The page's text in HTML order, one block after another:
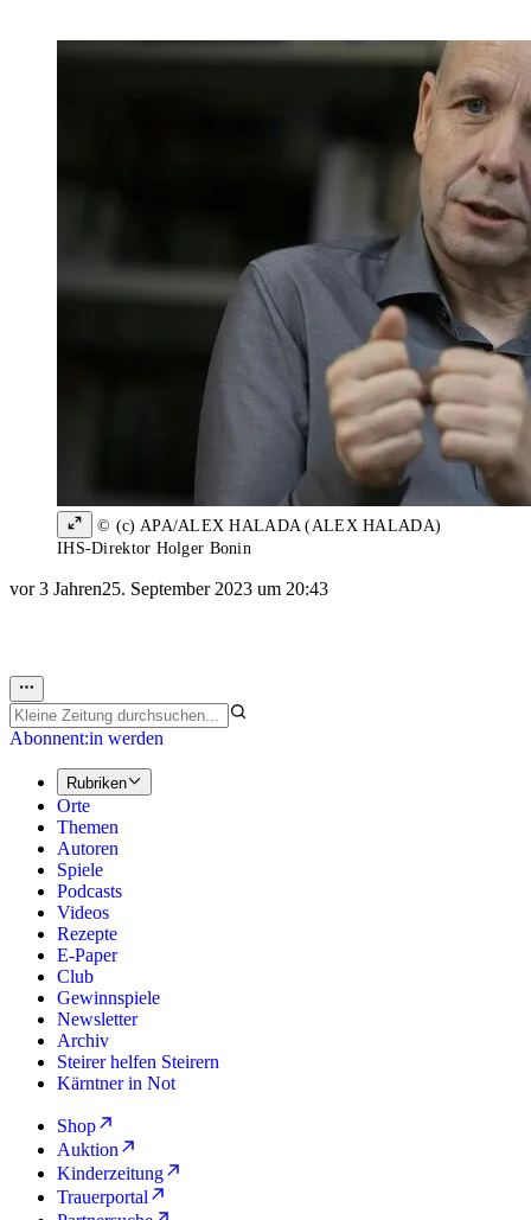
© (c) APA/ALEX HALADA (ALEX HALADA)
IHS-Direktor Holger Bonin
vor 3 Jahren25. September 2023 um 20:43
Abonnent:in werden
Rubriken
Orte
Themen
Autoren
Spiele
Podcasts
Videos
Rezepte
E-Paper
Club
Gewinnspiele
Newsletter
Archiv
Steirer helfen Steirern
Kärntner in Not
Shop
Auktion
Kinderzeitung
Trauerportal